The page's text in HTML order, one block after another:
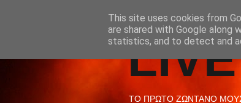
ΤΟ ΠΡΩΤΟ ΖΩΝΤΑΝΟ
This site uses cookies from
are shared with Google along
statistics, and to detect and